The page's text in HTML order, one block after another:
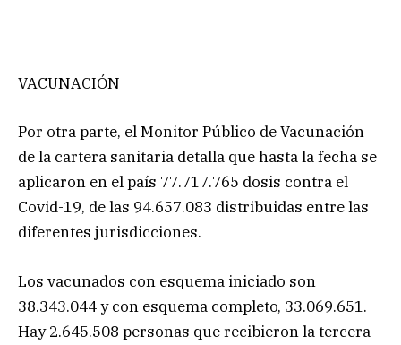
VACUNACIÓN
Por otra parte, el Monitor Público de Vacunación
de la cartera sanitaria detalla que hasta la fecha se
aplicaron en el país 77.717.765 dosis contra el
Covid-19, de las 94.657.083 distribuidas entre las
diferentes jurisdicciones.
Los vacunados con esquema iniciado son
38.343.044 y con esquema completo, 33.069.651.
Hay 2.645.508 personas que recibieron la tercera